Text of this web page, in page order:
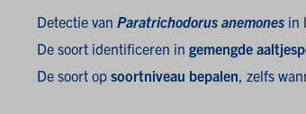
Detectie vanParatrichodorus anemones in
De soort identificeren ingemengde
De soort opsoortniveau bepalen , zelfs